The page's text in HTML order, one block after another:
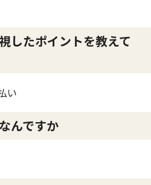
したポイントを教えて
い
んですか